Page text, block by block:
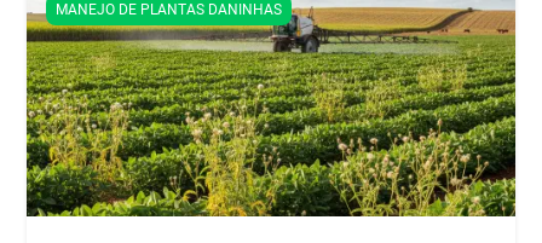
MANEJO DE PLANTAS DANINHAS